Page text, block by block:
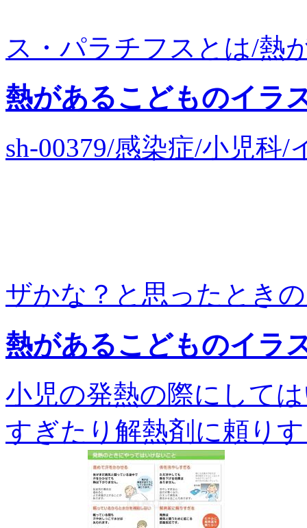
ス・パラチフスとは/熱
熱があるこどものイラ
sh-00379/感染症/小児科
ザかな？と思ったとき
熱があるこどものイラ
小児の発熱の際にして
すぎたり解熱剤に頼り